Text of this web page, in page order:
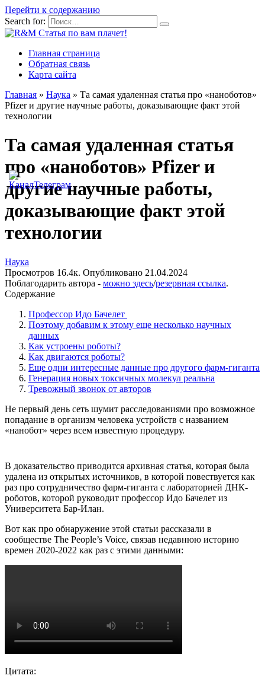
Перейти к содержанию
Search for:
Главная страница
Обратная связь
Карта сайта
Главная » Наука » Та самая удаленная статья про «наноботов»
Pfizer и другие научные работы, доказывающие факт этой
технологии
Та самая удаленная статья
про «наноботов» Pfizer и
другие научные работы,
доказывающие факт этой
технологии
Наука
Просмотров 16.4к. Опубликовано 21.04.2024
Поблагодарить автора - можно здесь/резервная ссылка.
Содержание
Профессор Идо Бачелет
Поэтому добавим к этому еще несколько научных
данных
Как устроены роботы?
Как двигаются роботы?
Еще одни интересные данные про другого фарм-гиганта
Генерация новых токсичных молекул реальна
Тревожный звонок от авторов
Не первый день сеть шумит расследованиями про возможное
попадание в организм человека устройств с названием
«нанобот» через всем известную процедуру.
В доказательство приводится архивная статья, которая была
удалена из открытых источников, в которой повествуется как
раз про сотрудничество фарм-гиганта с лабораторией ДНК-
роботов, которой руководит профессор Идо Бачелет из
Университета Бар-Илан.
Вот как про обнаружение этой статьи рассказали в
сообществе The People’s Voice, связав недавнюю историю
времен 2020-2022 как раз с этими данными:
Цитата: